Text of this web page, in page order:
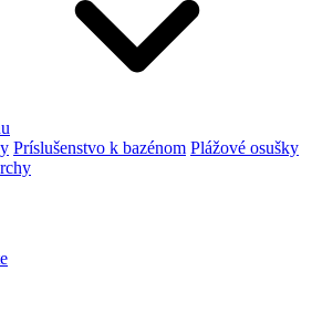
Príslušenstvo k bazénom Plážové osušky